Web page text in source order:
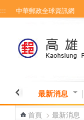
跳到主要內容區塊
::: 中華郵政全球資訊網
最新消息
首頁 > 最新消息